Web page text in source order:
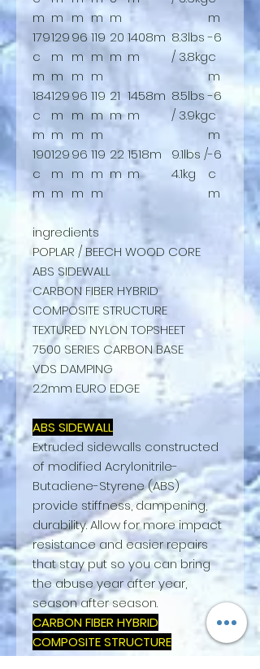
m m m m m
m
179
c
m
129
m
m
96
m
m
119
m
m
20
m
1408m
m
8.3lbs
/ 3.8kg
-6
c
m
184
c
m
129
m
m
96
m
m
119
m
m
21
m
1458m
m
8.5lbs
/ 3.9kg
-6
c
m
190
c
m
129
m
m
96
m
m
119
m
m
22
m
1518m
m
9.1lbs /
4.1kg
-6
c
m
ingredients
POPLAR / BEECH WOOD CORE
ABS SIDEWALL
CARBON FIBER HYBRID
COMPOSITE STRUCTURE
TEXTURED NYLON TOPSHEET
7500 SERIES CARBON BASE
VDS DAMPING
2.2mm EURO EDGE
ABS SIDEWALL
Extruded sidewalls constructed
of modified Acrylonitrile-
Butadiene-Styrene (ABS)
provide stiffness, dampening,
durability. Allow for more impact
resistance and easier repairs
that stay put so you can bring
the abuse year after year,
season after season.
CARBON FIBER HYBRID
COMPOSITE STRUCTURE
A custom blend of triaxial